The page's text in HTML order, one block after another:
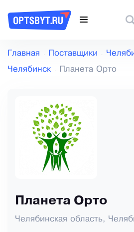
Главная Поставщики
Челябинск Планета Орто
Планета Орто
Челябинская область,